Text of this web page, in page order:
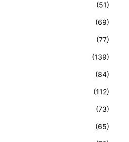
(51)
(69)
(77)
(139)
(84)
(112)
(73)
(65)